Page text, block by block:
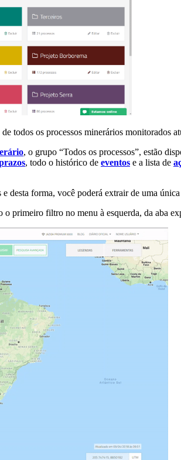
todos os processos minerários monitorados
, o grupo “Todos os processos”, estão
, todo o histórico de eventos e a lista de
desta forma, você poderá extrair de uma
o primeiro filtro no menu à esquerda, da aba